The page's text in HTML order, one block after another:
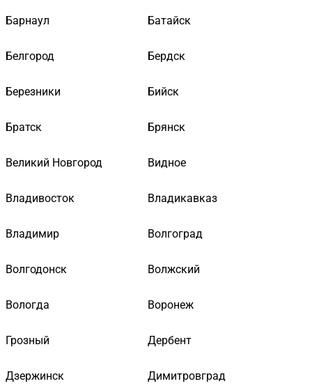
Барнаул Батайск
Белгород Бердск
Березники Бийск
Братск Брянск
Великий Новгород Видное
Владивосток Владикавказ
Владимир Волгоград
Волгодонск Волжский
Вологда Воронеж
Грозный Дербент
Дзержинск Димитровград